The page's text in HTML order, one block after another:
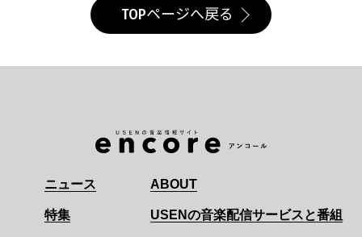
TOPページへ戻る
ニュース
特集
ABOUT
USENの音楽配信サービスと番組